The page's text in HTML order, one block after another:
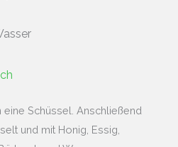
Schüssel. Anschließend
und mit Honig, Essig,